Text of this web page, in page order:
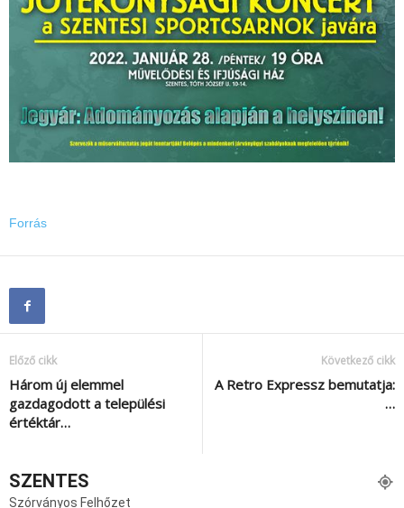
Forrás
Előző cikk
Három új elemmel
gazdagodott a települési
értéktár…
Következő cikk
A Retro Expressz bemutatja:
…
SZENTES
Szórványos Felhőzet